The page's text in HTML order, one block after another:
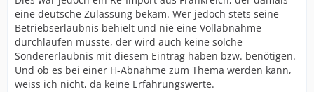
eine deutsche Zulassung bekam. Wer jedoch stets seine
Betriebserlaubnis behielt und nie eine Vollabnahme
durchlaufen musste, der wird auch keine solche
Sondererlaubnis mit diesem Eintrag haben bzw. benötigen.
Und ob es bei einer H-Abnahme zum Thema werden kann,
weiss ich nicht, da keine Erfahrungswerte.